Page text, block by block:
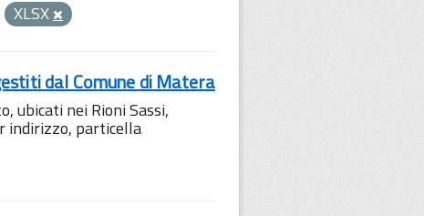
XLSX
dal Comune di Matera
ubicati nei Rioni Sassi,
indirizzo, particella